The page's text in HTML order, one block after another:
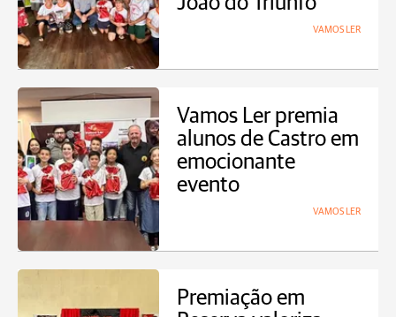
VAMOS LER
Vamos Ler premia
alunos de Castro em
emocionante
evento
VAMOS LER
Premiação em